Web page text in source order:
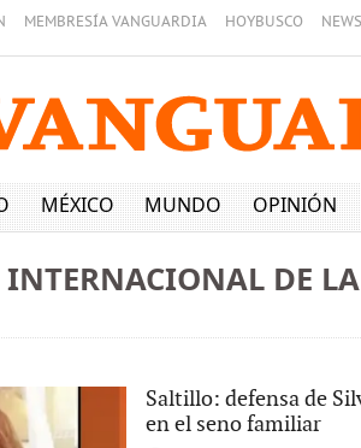
MEMBRESÍA VANGUARDIA HOYBUSCO
MÉXICO MUNDO OPINIÓN
DE
Saltillo: defensa de
en el seno familiar